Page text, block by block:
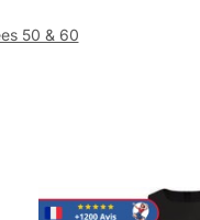
50 & 60